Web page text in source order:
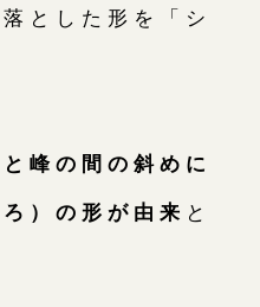
とした形を「シ
峰の間の斜めに
）の形が由来 と